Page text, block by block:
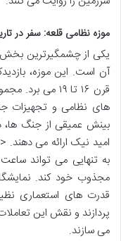
موزه نظامی قلعه: سفر در
یکی از چشمگیرترین
آن است. این موزه،
قرن ۱۶ تا ۱۹
های نظامی و تجهیزات
بینش عمیقی از جنگ ها،
امید نیک ارائه می
به تنهایی می تواند
مجذوب خود کند.
قدرت های استعماری
پردازند و نقش این
می سازند.